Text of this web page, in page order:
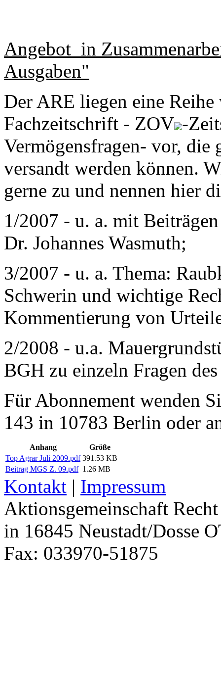
Angebot in
Ausgaben"
Der ARE liegen eine
Fachzeitschrift - ZOV -
Vermögensfragen- vor, die
versandt werden können.
gerne zu und nennen hier
1/2007 - u. a. mit
Dr. Johannes Wasmuth;
3/2007 - u. a. Thema:
Schwerin und wichtige
Kommentierung von
2/2008 - u.a.
BGH zu einzeln Fragen
Für Abonnement wenden
143 in 10783 Berlin oder
Anhang
Größe
Top Agrar Juli 2009.pdf 391.53 KB
Beitrag MGS Z. 09.pdf 1.26 MB
Kontakt | Impressum
Aktionsgemeinschaft
in 16845 Neustadt/Dosse
Fax: 033970-51875